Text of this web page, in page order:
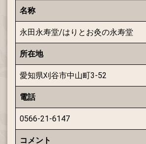
名称
永田永寿堂/はりとお灸の永寿堂
所在地
愛知県刈谷市中山町3-52
電話
0566-21-6147
コメント